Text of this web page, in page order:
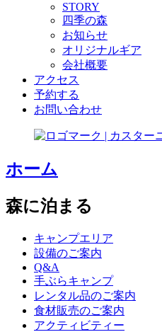
STORY
四季の森
お知らせ
オリジナルギア
会社概要
アクセス
予約する
お問い合わせ
ホーム
森に泊まる
キャンプエリア
設備のご案内
Q&A
手ぶらキャンプ
レンタル品のご案内
食材販売のご案内
アクティビティー